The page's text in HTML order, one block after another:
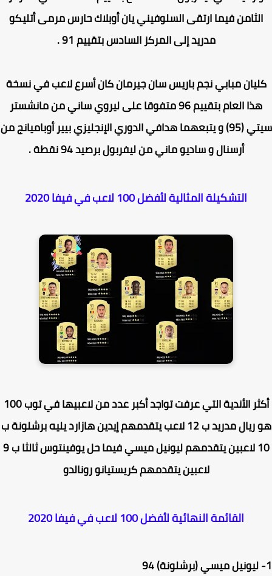
فيما ارتقى السلوفينييان أوبلاكحارس مرمىأتليكو
مدريدإلى المركز السادس بتقييم 91 .
مبابينجمباريس سان جيرمانكان أسرع لاعب في نسخة
العام بتقييم 96 متفوقا على
ليروي سانيمنمانشستر
(95) و يتبعهما هدافي الدوري الإنجليزي بيير أوباميانجمن
أرسنالوساديو مانيمنليفربولبرصيد 94 نقطة .
التشكيلة المثالية لأفضل 100 لاعب في فيفا 2020
أكثر الأندية التي عرفت تواجد أكبر عدد من لاعبيها في توب 100
هو ريال مدريد ب 12 لاعب يتقدمهم إيدين هازارد يليه برشلونة ب
10 لاعبين يتقدمهم ليونيل ميسي فيما حل يوفينتوس ثالثا ب 9
لاعبين يتقدمهم كريستيانو رونالدو
القائمة النهائية لأفضل 100 لاعب في فيفا 2020
ليونيل ميسي (برشلونة) 94